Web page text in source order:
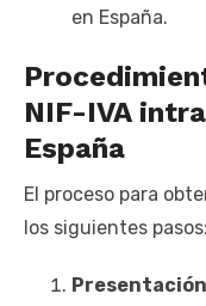
en España.
NIF-IVA
España
El proceso para
los siguientes pasos: